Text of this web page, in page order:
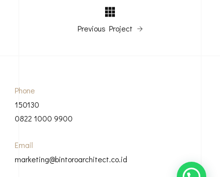
Previous Project
Phone
150130
0822 1000 9900
Email
marketing@bintoroarchitect.co.id